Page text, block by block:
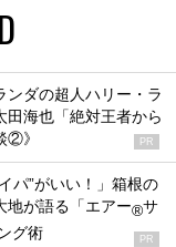
ンダの超人ハリー・ラ
田海也「絶対王者から
②》
PR
パ”がいい！」箱根の
地が語る「エアー®サ
グ術 PR